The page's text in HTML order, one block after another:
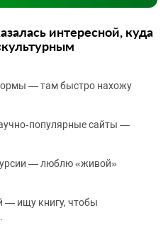
интересной, куда
— там быстро нахожу
сайты —
— люблю «живой»
— ищу книгу, чтобы